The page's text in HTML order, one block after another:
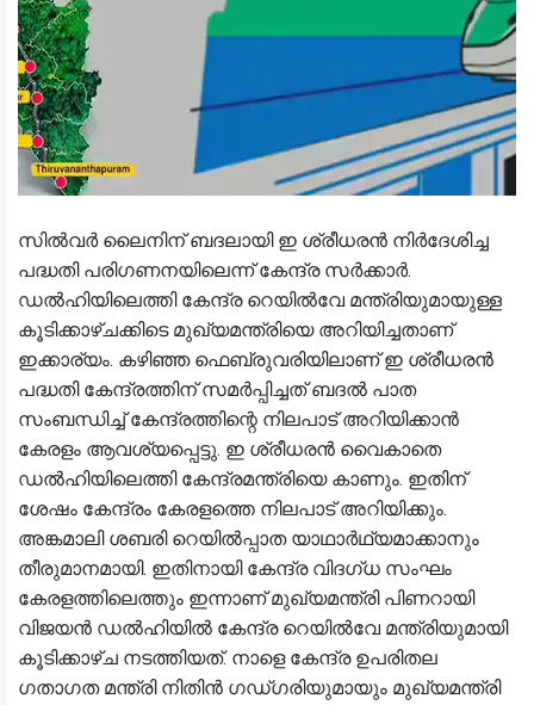
സിൽവർ ലൈനിന് ബദലായി ഇ ശ്രീധരൻ നിർദേശിച്ച
പദ്ധതി പരിഗണനയിലെന്ന് കേന്ദ്ര സർക്കാർ.
ഡൽഹിയിലെത്തി കേന്ദ്ര റെയിൽവേ മന്ത്രിയുമായുള്ള
കൂടിക്കാഴ്ചക്കിടെ മുഖ്യമന്ത്രിയെ അറിയിച്ചതാണ്
ഇക്കാര്യം. കഴിഞ്ഞ ഫെബ്രുവരിയിലാണ് ഇ ശ്രീധരൻ
പദ്ധതി കേന്ദ്രത്തിന് സമർപ്പിച്ചത് ബദൽ പാത
സംബന്ധിച്ച് കേന്ദ്രത്തിന്റെ നിലപാട് അറിയിക്കാൻ
കേരളം ആവശ്യപ്പെട്ടു. ഇ ശ്രീധരൻ വൈകാതെ
ഡൽഹിയിലെത്തി കേന്ദ്രമന്ത്രിയെ കാണും. ഇതിന്
ശേഷം കേന്ദ്രം കേരളത്തെ നിലപാട് അറിയിക്കും.
അങ്കമാലി ശബരി റെയിൽപ്പാത യാഥാർഥ്യമാക്കാനും
തീരുമാനമായി. ഇതിനായി കേന്ദ്ര വിദഗ്ധ സംഘം
കേരളത്തിലെത്തും ഇന്നാണ് മുഖ്യമന്ത്രി പിണറായി
വിജയൻ ഡൽഹിയിൽ കേന്ദ്ര റെയിൽവേ മന്ത്രിയുമായി
കൂടിക്കാഴ്ച നടത്തിയത്. നാളെ കേന്ദ്ര ഉപരിതല
ഗതാഗത മന്ത്രി നിതിൻ ഗഡ്ഗരിയുമായും മുഖ്യമന്ത്രി